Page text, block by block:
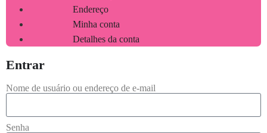
Endereço
Minha conta
Detalhes da conta
Entrar
Nome de usuário ou endereço de e-mail
Senha